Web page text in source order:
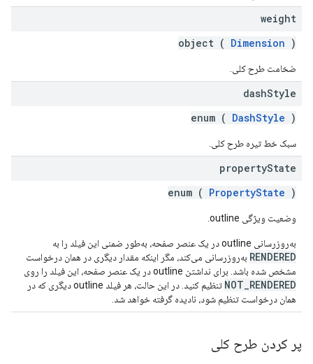
weight
object ( Dimension )
ضخامت طرح کلی.
dashStyle
enum ( DashStyle )
سبک خط تیره طرح کلی.
propertyState
enum ( PropertyState )
وضعیت ویژگی outline.
به‌روزرسانی outline در یک عنصر صفحه، به‌طور ضمنی این فیلد را به
RENDERED به‌روزرسانی می‌کند، مگر اینکه مقدار دیگری در همان درخواست
مشخص شده باشد. برای نداشتن outline در یک عنصر صفحه، این فیلد را روی
NOT_RENDERED
تنظیم کنید. در این حالت، هر فیلد outline دیگری که در
همان درخواست تنظیم شود، نادیده گرفته خواهد شد.
پر کردن طرح کلی